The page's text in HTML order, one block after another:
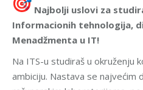
Najbolji uslovi za
Informacionih tehnologija,
Menadžmenta u IT!
Na ITS-u studiraš u okruženju
ambiciju. Nastava se najvećim